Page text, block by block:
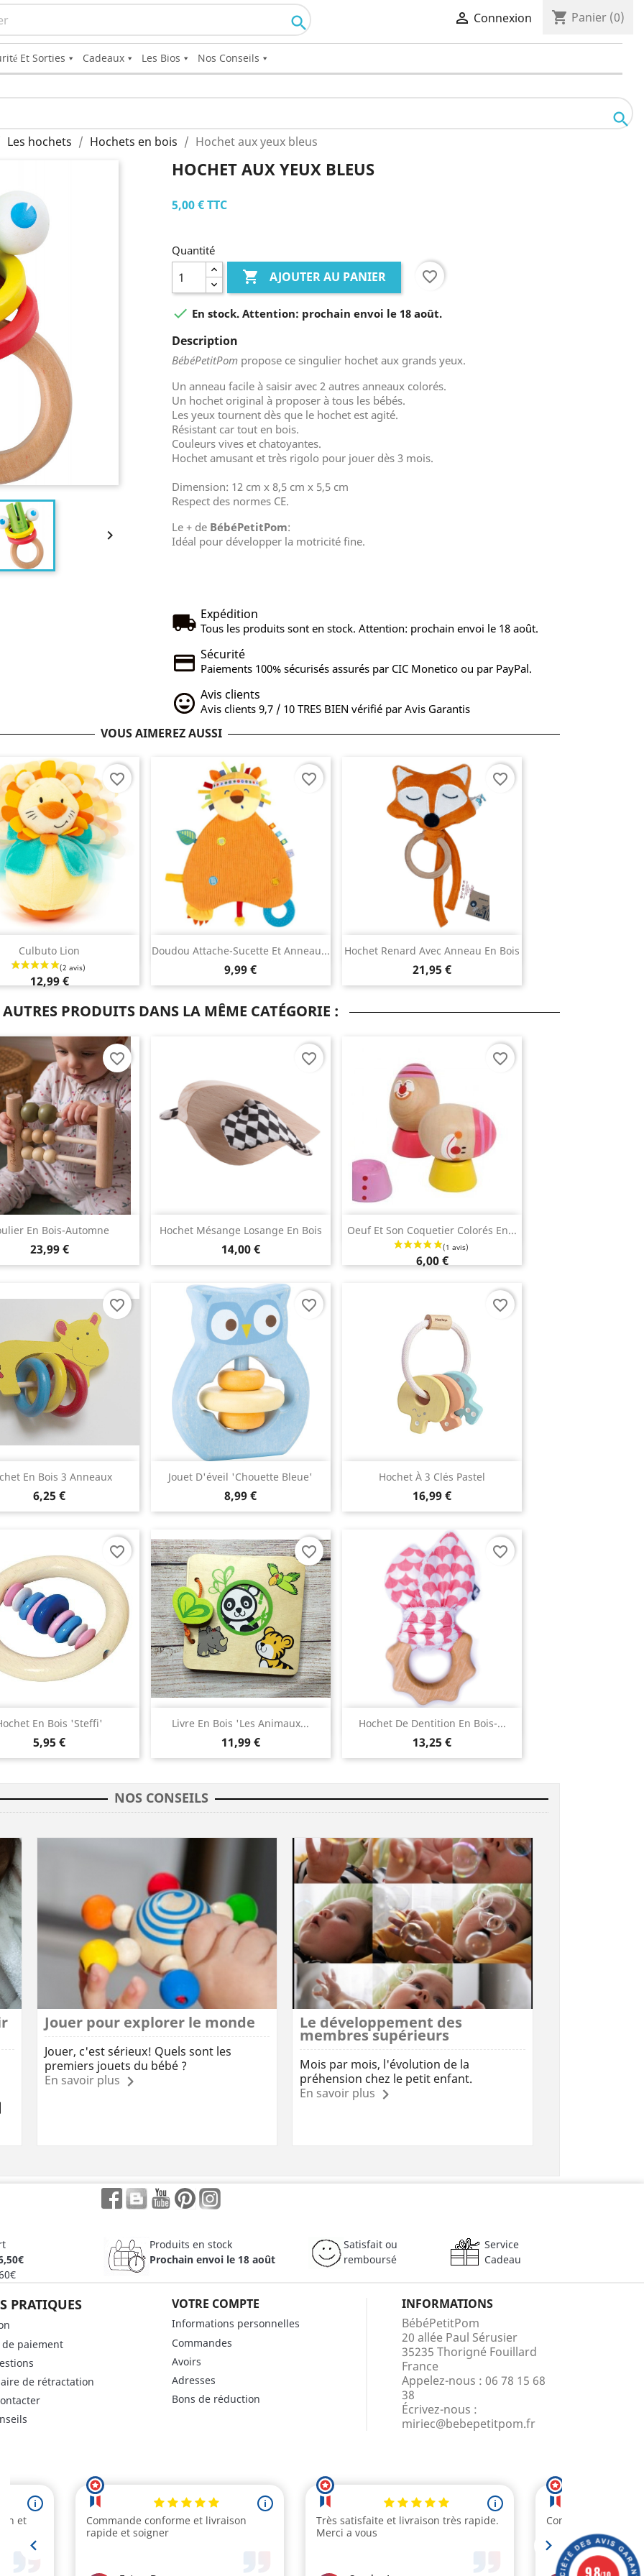
  Connexion shopping_cart Panier (0)
Et Sorties Cadeaux Les Bios Nos Conseils

Les hochets Hochets en bois Hochet aux yeux bleus

HOCHET AUX YEUX BLEUS
5,00 €TTC
Quantité
 AJOUTER AU PANIER favorite_border
 En stock. Attention: prochain envoi le 18 août.
Description
BébéPetitPom propose ce singulier hochet aux grands yeux.
Un anneau facile à saisir avec 2 autres anneaux colorés.
Un hochet original à proposer à tous les bébés.
Les yeux tournent dès que le hochet est agité.
Résistant car tout en bois.
Couleurs vives et chatoyantes.
Hochet amusant et très rigolo pour jouer dès 3 mois.
Dimension: 12 cm x 8,5 cm x 5,5 cm
Respect des normes CE.
Le + de BébéPetitPom:
Idéal pour développer la motricité fine.
Expédition
Tous les produits sont en stock. Attention: prochain envoi le 18 août.
Sécurité
Paiements 100% sécurisés assurés par CIC Monetico ou par PayPal.
Avis clients
Avis clients 9,7 / 10 TRES BIEN vérifié par Avis Garantis
VOUS AIMEREZ AUSSI
Culbuto Lion
(2 avis)
12,99 €
Aperçu rapide
favorite_border
Doudou Attache-Sucette Et Anneau...
9,99 €
Aperçu rapide
favorite_border
Hochet Renard Avec Anneau En Bois
21,95 €
Aperçu rapide
favorite_border
PRODUITS DANS LA MÊME CATÉGORIE :
En Bois-Automne
23,99 €
Aperçu rapide
favorite_border
Hochet Mésange Losange En Bois
14,00 €
Aperçu rapide
favorite_border
Oeuf Et Son Coquetier Colorés En...
6,00 €
Aperçu rapide
favorite_border
En Bois 3 Anneaux
6,25 €
Aperçu rapide
favorite_border
Jouet D'éveil 'chouette Bleue'
8,99 €
Aperçu rapide
favorite_border
Hochet À 3 Clés Pastel
16,99 €
Aperçu rapide
favorite_border
En Bois 'Steffi'
5,95 €
Aperçu rapide
favorite_border
Livre En Bois 'les Animaux...
11,99 €
 Aperçu rapide
favorite_border
Hochet De Dentition En Bois-...
13,25 €
Aperçu rapide
favorite_border
NOS CONSEILS
Jouer pour explorer le monde
Jouer, c'est sérieux! Quels sont les
premiers jouets du bébé ?
En savoir plus
Le développement des
membres supérieurs
Mois par mois, l'évolution de la
préhension chez le petit enfant.
En savoir plus
Facebook
Rss YouTubePinterest
Produits en stock
Prochain envoi le 18 août
Satisfait ou
remboursé
Service
Cadeau
PRATIQUES
de paiement
de rétractation
VOTRE COMPTE
Informations personnelles
Commandes
Avoirs
Adresses
Bons de réduction
INFORMATIONS
BébéPetitPom
20 allée Paul Sérusier
35235 Thorigné Fouillard
France
Appelez-nous : 06 78 15 68
38
Écrivez-nous :
miriec@bebepetitpom.fr
9.8